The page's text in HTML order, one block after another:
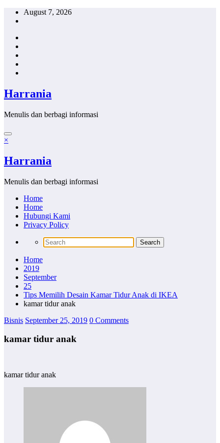
Skip
August 7, 2026
Harrania
Menulis dan berbagi informasi
×
Harrania
Menulis dan berbagi informasi
Home
Home
Hubungi Kami
Privacy Policy
Home
2019
September
25
Tips Memilih Desain Kamar Tidur Anak di IKEA
kamar tidur anak
Bisnis September 25, 2019 0 Comments
kamar tidur anak
kamar tidur anak